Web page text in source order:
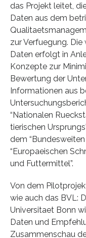
das Projekt leitet,
Daten aus dem
zur Verfuegung.
Daten erfolgt in
Konzepte zur
Bewertung der
Informationen aus
“Nationalen
tierischen
dem
“Europaeischen
und Futtermittel”.
Von dem
wie auch das BVL:
Universitaet Bonn
Daten und
Zusammenschau